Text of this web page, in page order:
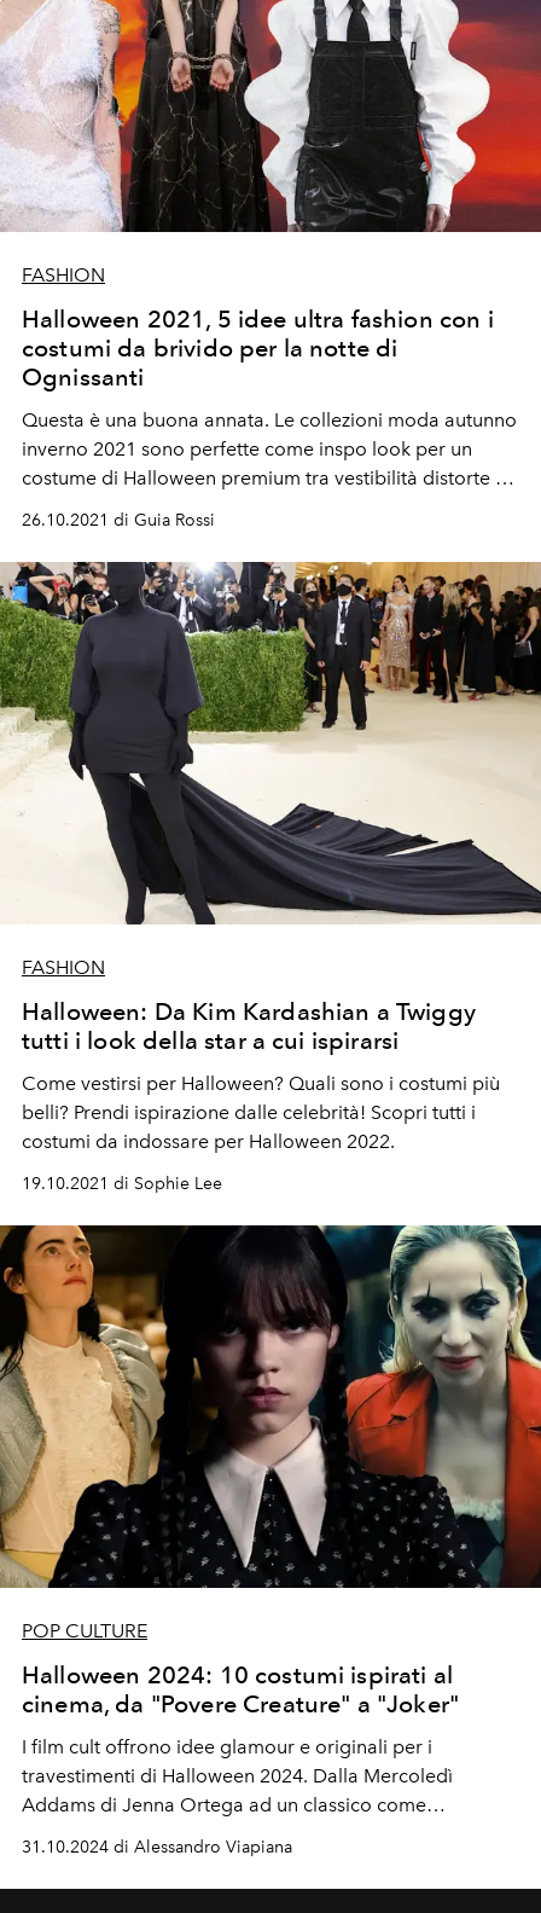
FASHION
Halloween 2021, 5 idee ultra fashion con i
costumi da brivido per la notte di
Ognissanti
Questa è una buona annata. Le collezioni moda autunno
inverno 2021 sono perfette come inspo look per un
costume di Halloween premium tra vestibilità distorte e
26.10.2021 di Guia Rossi
FASHION
Halloween: Da Kim Kardashian a Twiggy
tutti i look della star a cui ispirarsi
Come vestirsi per Halloween? Quali sono i costumi più
belli? Prendi ispirazione dalle celebrità! Scopri tutti i
costumi da indossare per Halloween 2022.
19.10.2021 di Sophie Lee
POP CULTURE
Halloween 2024: 10 costumi ispirati al
cinema, da "Povere Creature" a "Joker"
I film cult offrono idee glamour e originali per i
travestimenti di Halloween 2024. Dalla Mercoledì
Addams di Jenna Ortega ad un classico come
perfetti per chi cerca un look sofisticato e dal perfetto
stilegoth.
31.10.2024 di Alessandro Viapiana